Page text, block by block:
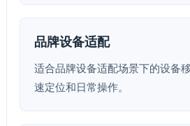
品牌设备适配
适合品牌设备适配场景下的设备
速定位和日常操作。